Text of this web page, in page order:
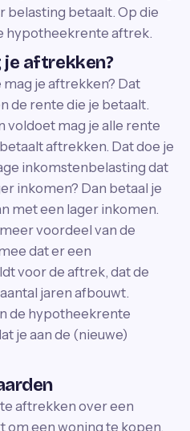
belasting betaalt. Op die
hypotheekrente aftrek.
je aftrekken?
je aftrekken? Dat
de rente die je betaalt.
voldoet mag je alle rente
aftrekken. Dat doe je
inkomstenbelasting dat
inkomen? Dan betaal je
met een lager inkomen.
voordeel van de
dat er een
voor de aftrek, dat de
jaren afbouwt.
de hypotheekrente
je aan de (nieuwe)
aftrekken over een
om een woning te kopen.